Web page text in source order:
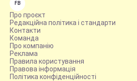
FB
Про проєкт
Редакційна політика і стандарти
Контакти
Команда
Про компанію
Реклама
Правила користування
Правова інформація
Політика конфіденційності